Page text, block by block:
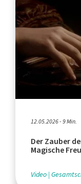
12.05.2026 - 9 Min.
Der Zauber
Magische
Video